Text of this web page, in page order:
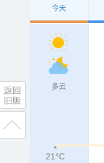
今天
多云
21°C